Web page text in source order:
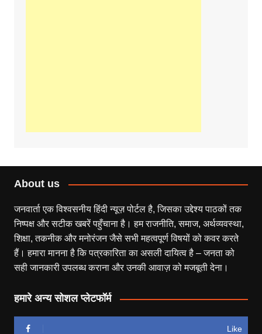
About us
जनवार्ता एक विश्वसनीय हिंदी न्यूज़ पोर्टल है, जिसका उद्देश्य पाठकों तक
निष्पक्ष और सटीक खबरें पहुँचाना है। हम राजनीति, समाज, अर्थव्यवस्था,
शिक्षा, तकनीक और मनोरंजन जैसे सभी महत्वपूर्ण विषयों को कवर करते
हैं। हमारा मानना है कि पत्रकारिता का असली दायित्व है – जनता को
सही जानकारी उपलब्ध कराना और उनकी आवाज़ को मजबूती देना।
हमारे अन्य सोशल प्लेटफॉर्म
Like